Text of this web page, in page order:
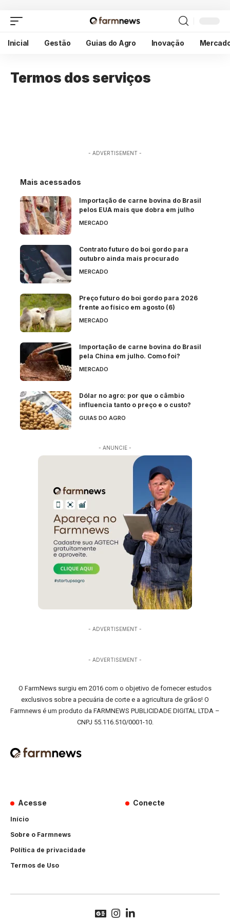
Inicial Gestão Guias do Agro Inovação
Termos dos serviços
- ADVERTISEMENT -
Mais acessados
Importação de carne bovina do Brasil
pelos EUA mais que dobra em julho
MERCADO
Contrato futuro do boi gordo para
outubro ainda mais procurado
MERCADO
Preço futuro do boi gordo para 2026
frente ao físico em agosto (6)
MERCADO
Importação de carne bovina do Brasil
pela China em julho. Como foi?
MERCADO
Dólar no agro: por que o câmbio
influencia tanto o preço e o custo?
GUIAS DO AGRO
- ANUNCIE -
- ADVERTISEMENT -
- ADVERTISEMENT -
O FarmNews surgiu em 2016 com o objetivo de fornecer estudos
exclusivos sobre a pecuária de corte e a agricultura de grãos! O
Farmnews é um produto da FARMNEWS PUBLICIDADE DIGITAL LTDA –
CNPJ 55.116.510/0001-10.
Acesse
Início
Sobre o Farmnews
Política de privacidade
Termos de Uso
Conecte